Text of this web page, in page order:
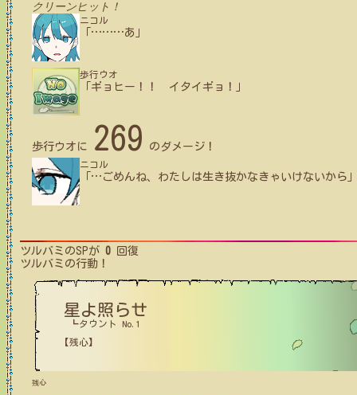
クリーンヒット！
ニコル
………あ」
歩行ウオ
「ギョヒー！！ イタイギョ！」
歩行ウオ に 269 のダメージ！
ニコル
… ごめんね、わたしは生き抜かなきゃいけないから
ツルバミ のSPが 0 回復
ツルバミ の行動！
星よ照らせ
┗タウント No.1
【残心】
残心